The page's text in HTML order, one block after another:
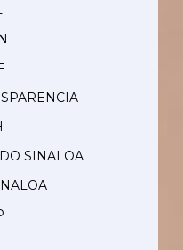
SINALOA